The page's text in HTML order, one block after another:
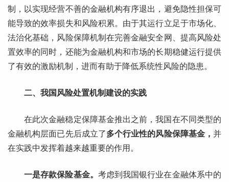
制，以实现经营不善的金融机构有序退出，避免隐性担保可
能导致的效率损失和风险积累。由于其运行立足于市场化、
法治化基础，风险保障机制在完善金融安全网、提高风险处
置效率的同时，还能为金融机构和市场的长期稳健运行提供
了有效的激励机制，进而有助于降低系统性风险的隐患。
二、我国风险处置机制建设的实践
在此次金融稳定保障基金推出之前，我国在不同类型的
金融机构层面已先后成立了多个行业性的风险保障基金，并
在实践中发挥着越来越重要的作用。
一是存款保险基金。 考虑到我国银行业在金融体系中的